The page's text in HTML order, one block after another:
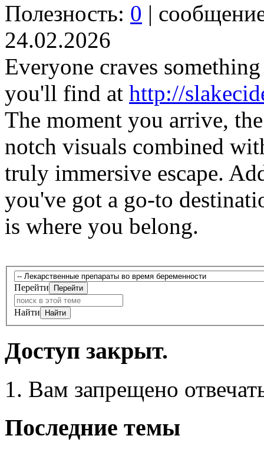
Полезность: 0 |
24.02.2026
Everyone craves
you'll find at http://
The moment you arrive,
notch visuals combined
truly immersive escape.
you've got a go-to
is where you belong.
Перейти
Найти
Доступ закрыт.
Вам запрещено
Последние темы